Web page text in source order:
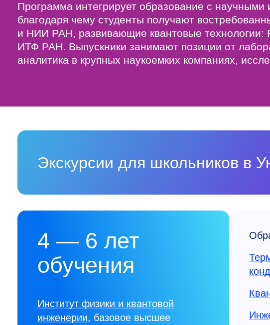
Программа интегрирует образование с
благодаря чему студенты получают
и НИИ РАН, развивающие квантовые
ИТФ РАН. Выпускники занимают позиции от
аналитика в крупных наукоемких компаниях,
Экскурсии для школьников в
4 — 6 лет
обучения
Институт физики и квантовой
инженерии, базовое высшее